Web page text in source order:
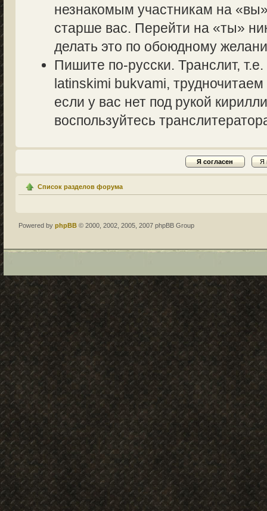
незнакомым участникам на
старше вас. Перейти на «ты»
делать это по обоюдному
Пишите по-русски. Транслит,
latinskimi bukvami,
если у вас нет под рукой
воспользуйтесь
Список разделов форума
Powered by phpBB © 2000, 2002, 2005, 2007 phpBB Group